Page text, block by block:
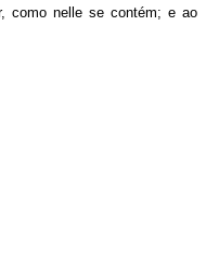
como nelle se contém; e ao